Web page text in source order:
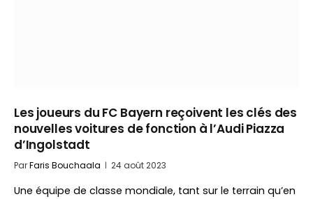
Les joueurs du FC Bayern reçoivent les clés des
nouvelles voitures de fonction à l’Audi Piazza
d’Ingolstadt
ParFaris Bouchaala 24 août 2023
Une équipe de classe mondiale, tant sur le terrain qu’en